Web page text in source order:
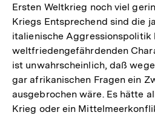
Ersten Weltkrieg noch viel
Kriegs Entsprechend sind die
italienische Aggressionspolitik
weltfriedengefährdenden
ist unwahrscheinlich, daß
gar afrikanischen Fragen ein
ausgebrochen wäre. Es hätte
Krieg oder ein